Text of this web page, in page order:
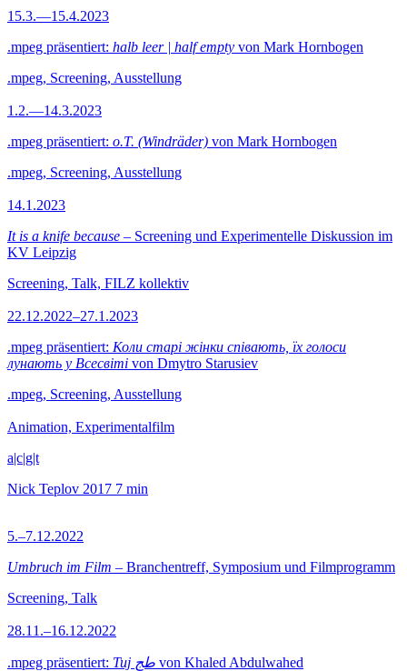
15.3.—15.4.2023
.mpeg präsentiert: halb leer | half empty von Mark Hornbogen
.mpeg, Screening, Ausstellung
1.2.—14.3.2023
.mpeg präsentiert: o.T. (Windräder) von Mark Hornbogen
.mpeg, Screening, Ausstellung
14.1.2023
It is a knife because – Screening und Experimentelle Diskussion im
KV Leipzig
Screening, Talk, FILZ kollektiv
22.12.2022–27.1.2023
.mpeg präsentiert: Коли старі жінки співають, їх голоси
лунають у Всесвіті von Dmytro Starusiev
.mpeg, Screening, Ausstellung
Animation, Experimentalfilm
a|c|g|t
Nick Teplov 2017 7 min
5.–7.12.2022
Umbruch im Film – Branchentreff, Symposium und Filmprogramm
Screening, Talk
28.11.–16.12.2022
.mpeg präsentiert: Tuj طج von Khaled Abdulwahed